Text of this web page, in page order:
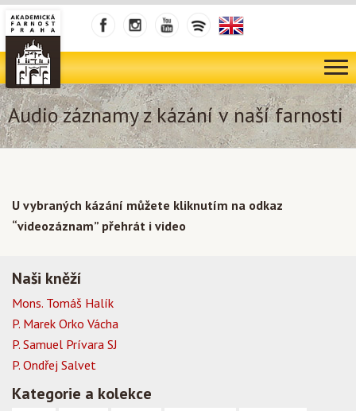
Audio záznamy z kázání v naší farnosti
U vybraných kázání můžete kliknutím na odkaz
“videozáznam” přehrát i video
Naši kněží
Mons. Tomáš Halík
P. Marek Orko Vácha
P. Samuel Prívara SJ
P. Ondřej Salvet
Kategorie a kolekce